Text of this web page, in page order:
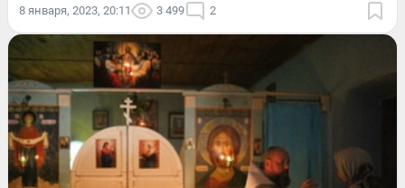
8 января, 2023, 20:11 3 499 2